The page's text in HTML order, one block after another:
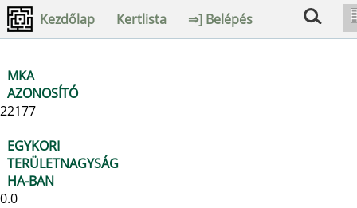
Kezdőlap Kertlista ⇒] Belépés
MKA
AZONOSÍTÓ
22177
EGYKORI
TERÜLETNAGYSÁG
HA-BAN
0.0